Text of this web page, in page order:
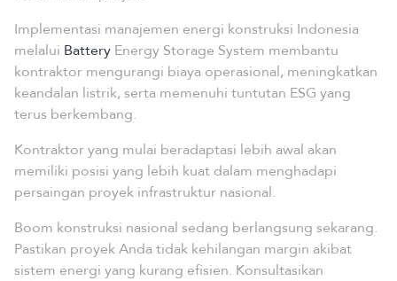
Implementasi manajemen energi konstruksi Indonesia
melalui Battery Energy Storage System membantu
kontraktor mengurangi biaya operasional, meningkatkan
keandalan listrik, serta memenuhi tuntutan ESG yang
terus berkembang.
Kontraktor yang mulai beradaptasi lebih awal akan
memiliki posisi yang lebih kuat dalam menghadapi
persaingan proyek infrastruktur nasional.
Boom konstruksi nasional sedang berlangsung sekarang.
Pastikan proyek Anda tidak kehilangan margin akibat
sistem energi yang kurang efisien. Konsultasikan